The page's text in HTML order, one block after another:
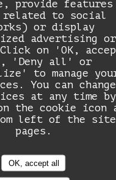
provide features
to social
or display
advertising or
on 'OK,
'Deny all' or
to manage
You can change
at any time by
the cookie icon
left of the site
pages.
OK, accept all
sont justes et
assiette
et d'un amour
toute l'équipe
Nous
suis heureuse
endroit à
3